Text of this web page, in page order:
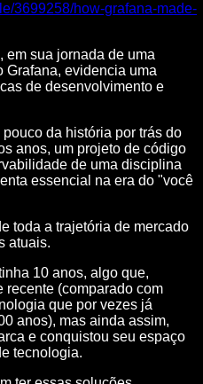
3699258/how-grafana-made-
em sua jornada de uma
Grafana, evidencia uma
de desenvolvimento e
da história por trás do
anos, um projeto de código
de uma disciplina
essencial na era do "você
toda a trajetória de mercado
atuais.
10 anos, algo que,
recente (comparado com
que por vezes já
anos), mas ainda assim,
e conquistou seu espaço
tecnologia.